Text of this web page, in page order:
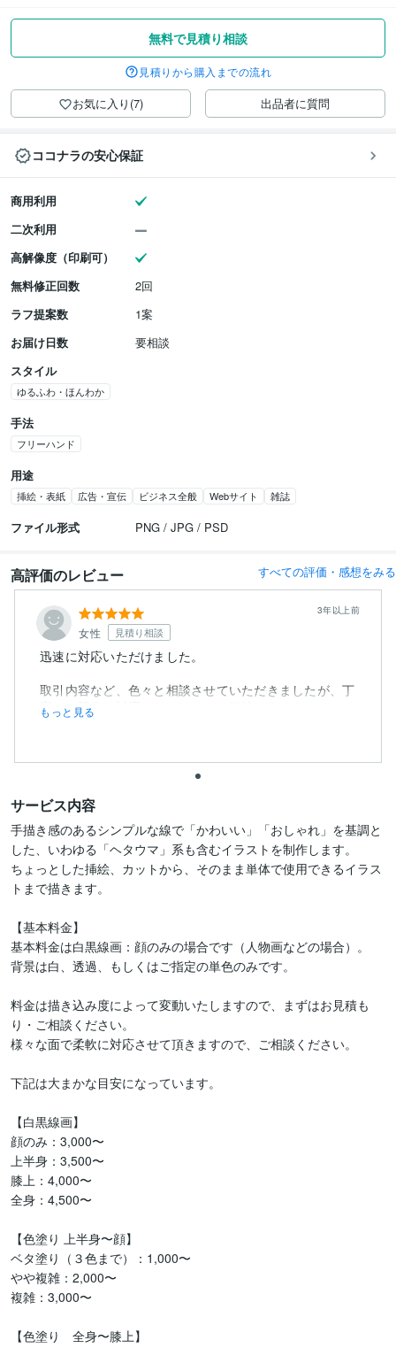
無料で見積り相談
見積りから購入までの流れ
お気に入り(7) 出品者に質問
ココナラの安心保証
商用利用
二次利用
高解像度（印刷可）
無料修正回数
2回
ラフ提案数
1案
お届け日数
要相談
スタイル
ゆるふわ・ほんわか
手法
フリーハンド
用途
挿絵・表紙 広告・宣伝 ビジネス全般 Webサイト 雑誌
ファイル形式 PNG / JPG / PSD
高評価のレビュー すべての評価・感想をみる
女性 見積り相談
3年以上前
迅速に対応いただけました。
取引内容など、色々と相談させていただきましたが、丁
寧かつ親身に対応いただけたので気持ちよく...
もっと見る
サービス内容
手描き感のあるシンプルな線で「かわいい」「おしゃれ」を基調と
した、いわゆる「ヘタウマ」系も含むイラストを制作します。
ちょっとした挿絵、カットから、そのまま単体で使用できるイラス
トまで描きます。
【基本料金】
基本料金は白黒線画：顔のみの場合です（人物画などの場合）。
背景は白、透過、もしくはご指定の単色のみです。
料金は描き込み度によって変動いたしますので、まずはお見積も
り・ご相談ください。
様々な面で柔軟に対応させて頂きますので、ご相談ください。
下記は大まかな目安になっています。
【白黒線画】
顔のみ：3,000〜
上半身：3,500〜
膝上：4,000〜
全身：4,500〜
【色塗り 上半身〜顔】
ベタ塗り（３色まで）：1,000〜
やや複雑：2,000〜
複雑：3,000〜
【色塗り　全身〜膝上】